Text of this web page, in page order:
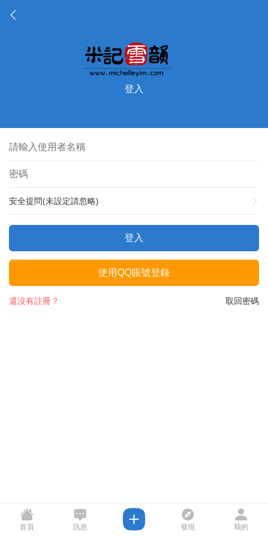
登入
安全提問(未設定請忽略)
登入
使用QQ賬號登錄
取回密碼
還沒有註冊？
首頁 訊息 發現 我的